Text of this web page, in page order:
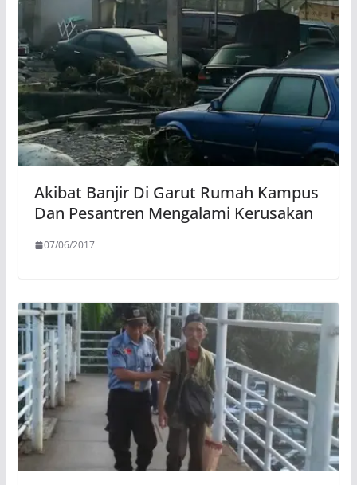
Akibat Banjir Di Garut Rumah Kampus
Dan Pesantren Mengalami Kerusakan
07/06/2017